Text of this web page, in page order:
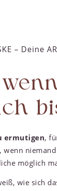
– Deine
ermutigen,
wenn
möglich
wie sich